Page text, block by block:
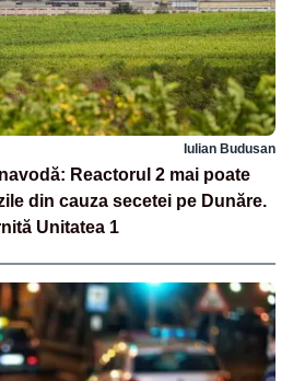
Iulian Budusan
Reactorul 2 mai poate
din cauza secetei pe Dunăre.
Unitatea 1